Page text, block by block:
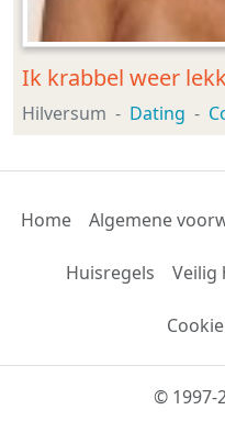
Ik krabbel weer
Hilversum Dating
Home Algemene
Huisregels Veilig
© 1997-